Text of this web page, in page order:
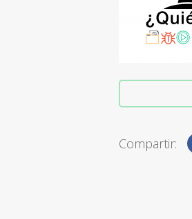
Compartir: